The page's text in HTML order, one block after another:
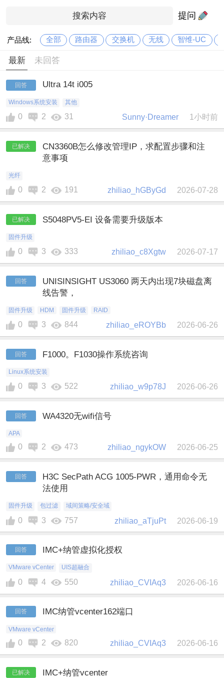
提问
产品线: 全部 路由器 交换机 无线 智维-UC
最新 未回答
回答 Ultra 14t i005
Windows系统安装 其他
0 2 31 Sunny·Dreamer 1小时前
已解决
CN3360B怎么修改管理IP，求配置步骤和注
意事项
光纤
0 2 191 zhiliao_hGByGd 2026-07-28
已解决 S5048PV5-EI 设备需要升级版本
固件升级
0 3 333 zhiliao_c8Xgtw 2026-07-17
回答
UNISINSIGHT US3060 两天内出现7块磁盘离
线告警，
固件升级 HDM 固件升级 RAID
0 3 844 zhiliao_eROYBb 2026-06-26
回答 F1000。F1030操作系统咨询
Linux系统安装
0 3 522 zhiliao_w9p78J 2026-06-26
回答 WA4320无wifi信号
APA
0 2 473 zhiliao_ngykOW 2026-06-25
回答
H3C SecPath ACG 1005-PWR，通用命令无
法使用
固件升级 包过滤 域间策略/安全域
0 3 757 zhiliao_aTjuPt 2026-06-19
回答 IMC+纳管虚拟化授权
VMware vCenter UIS超融合
0 4 550 zhiliao_CVIAq3 2026-06-16
回答 IMC纳管vcenter162端口
VMware vCenter
0 2 820 zhiliao_CVIAq3 2026-06-16
已解决 IMC+纳管vcenter